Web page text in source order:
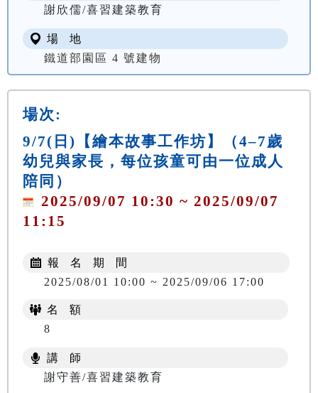
謝欣儒/喜習建築教育
場 地
鐵道部園區 4 號建物
場次:
9/7(日)【繪本故事工作坊】（4–7歲
幼兒與家長，每位孩童可由一位成人
陪同）
2025/09/07 10:30 ~ 2025/09/07
11:15
報 名 期 間
2025/08/01 10:00 ~ 2025/09/06 17:00
名 額
8
講 師
謝守善/喜習建築教育